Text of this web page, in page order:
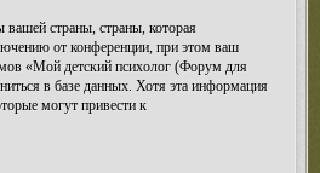
страны, страны, которая
от конференции, при этом ваш
«Мой детский психолог (Форум для
в базе данных. Хотя эта информация
могут привести к